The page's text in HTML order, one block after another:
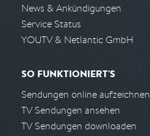
News & Ankündigungen
Service Status
YOUTV & Netlantic GmbH
SO FUNKTIONIERT'S
Sendungen online aufzeichnen
TV Sendungen ansehen
TV Sendungen downloaden